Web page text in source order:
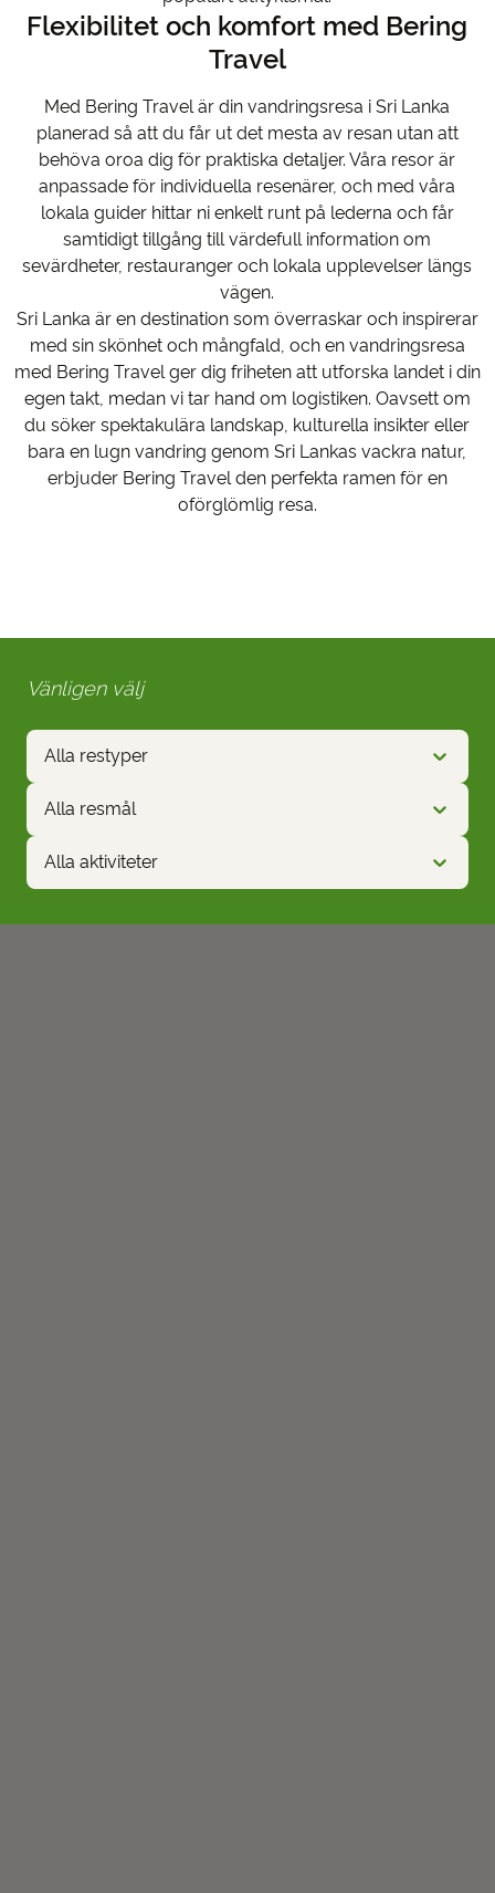
Flexibilitet och komfort med Bering
Travel
Med Bering Travel är din vandringsresa i Sri Lanka
planerad så att du får ut det mesta av resan utan att
behöva oroa dig för praktiska detaljer. Våra resor är
anpassade för individuella resenärer, och med våra
lokala guider hittar ni enkelt runt på lederna och får
samtidigt tillgång till värdefull information om
sevärdheter, restauranger och lokala upplevelser längs
vägen.
Sri Lanka är en destination som överraskar och inspirerar
med sin skönhet och mångfald, och en vandringsresa
med Bering Travel ger dig friheten att utforska landet i din
egen takt, medan vi tar hand om logistiken. Oavsett om
du söker spektakulära landskap, kulturella insikter eller
bara en lugn vandring genom Sri Lankas vackra natur,
erbjuder Bering Travel den perfekta ramen för en
oförglömlig resa.
Vänligen välj
Alla restyper
Alla resmål
Alla aktiviteter